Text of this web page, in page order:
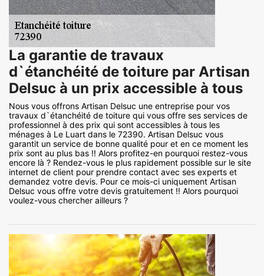
La garantie de travaux
d`étanchéité de toiture par Artisan
Delsuc à un prix accessible à tous
Nous vous offrons Artisan Delsuc une entreprise pour vos
travaux d`étanchéité de toiture qui vous offre ses services de
professionnel à des prix qui sont accessibles à tous les
ménages à Le Luart dans le 72390. Artisan Delsuc vous
garantit un service de bonne qualité pour et en ce moment les
prix sont au plus bas !! Alors profitez-en pourquoi restez-vous
encore là ? Rendez-vous le plus rapidement possible sur le site
internet de client pour prendre contact avec ses experts et
demandez votre devis. Pour ce mois-ci uniquement Artisan
Delsuc vous offre votre devis gratuitement !! Alors pourquoi
voulez-vous chercher ailleurs ?